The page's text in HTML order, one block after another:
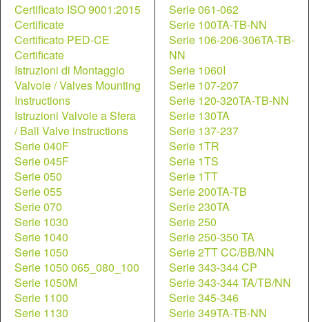
Certificato ISO 9001:2015
Certificate
Certificato PED-CE
Certificate
Istruzioni di Montaggio
Valvole / Valves Mounting
Instructions
Istruzioni Valvole a Sfera
/ Ball Valve instructions
Serie 040F
Serie 045F
Serie 050
Serie 055
Serie 070
Serie 1030
Serie 1040
Serie 1050
Serie 1050 065_080_100
Serie 1050M
Serie 1100
Serie 1130
Serie 061-062
Serie 100TA-TB-NN
Serie 106-206-306TA-TB-
NN
Serie 1060I
Serie 107-207
Serie 120-320TA-TB-NN
Serie 130TA
Serie 137-237
Serie 1TR
Serie 1TS
Serie 1TT
Serie 200TA-TB
Serie 230TA
Serie 250
Serie 250-350 TA
Serie 2TT CC/BB/NN
Serie 343-344 CP
Serie 343-344 TA/TB/NN
Serie 345-346
Serie 349TA-TB-NN